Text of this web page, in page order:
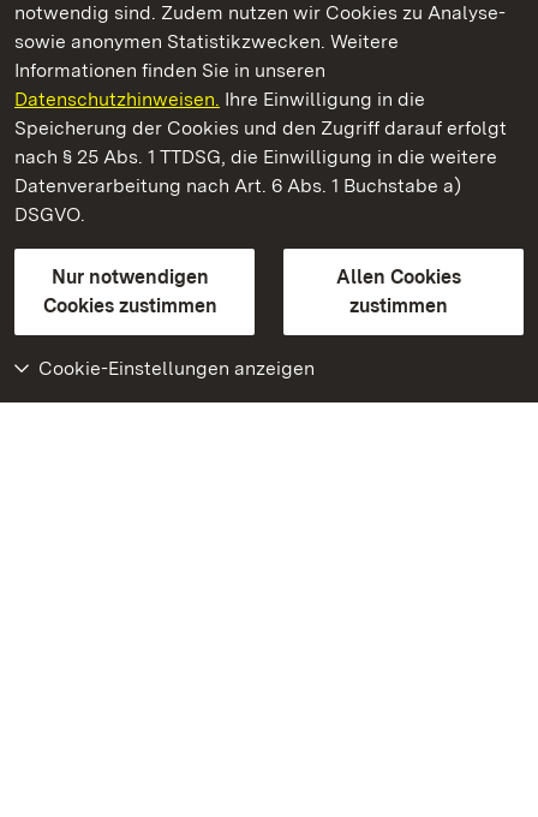
notwendig sind. Zudem nutzen wir Cookies zu Analyse-
sowie anonymen Statistikzwecken. Weitere
Informationen finden Sie in unseren
Datenschutzhinweisen. Ihre Einwilligung in die
Speicherung der Cookies und den Zugriff darauf erfolgt
nach § 25 Abs. 1 TTDSG, die Einwilligung in die weitere
Datenverarbeitung nach Art. 6 Abs. 1 Buchstabe a)
DSGVO.
Nur notwendigen
Cookies zustimmen
Allen Cookies
zustimmen
Cookie-Einstellungen anzeigen
Burg Wäscherschloss
Staatliche Schlösser und Gärten Baden-Württemberg
Kontakt
GebärdenspracheLeichte Sprache
Erklärung zur Barrierefreiheit
BITV-konform (geprüfte Seiten)
Weiteres